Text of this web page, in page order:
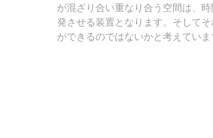
が混ざり合い重なり合う空間は、
発させる装置となります。そして
ができるのではないかと考えていま